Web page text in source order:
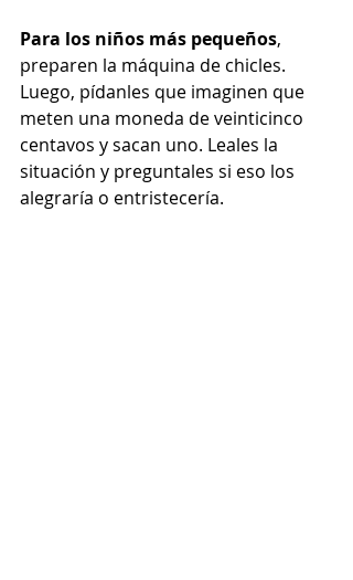
Para los niños más pequeños,
preparen la máquina de chicles.
Luego, pídanles que imaginen que
meten una moneda de veinticinco
centavos y sacan uno. Leales la
situación y preguntales si eso los
alegraría o entristecería.